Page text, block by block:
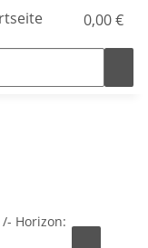
0,00 €